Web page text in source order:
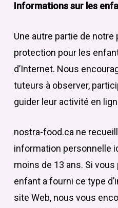
Informations sur les
Une autre partie de notre
protection pour les
d’Internet. Nous
tuteurs à observer,
guider leur activité en
nostra-food.ca ne
information personnelle
moins de 13 ans. Si
enfant a fourni ce type
site Web, nous vous